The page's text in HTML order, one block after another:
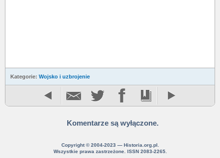
Kategorie: Wojsko i uzbrojenie
Komentarze są wyłączone.
Copyright © 2004-2023 — Historia.org.pl.
Wszystkie prawa zastrzeżone. ISSN 2083-2265.